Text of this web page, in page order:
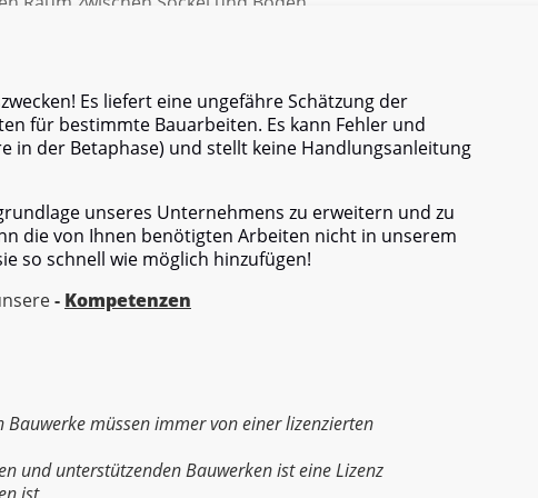
Es liefert eine ungefähre Schätzung der
für bestimmte Bauarbeiten. Es kann Fehler und
in der Betaphase) und stellt keine Handlungsanleitung
unseres Unternehmens zu erweitern und zu
die von Ihnen benötigten Arbeiten nicht in unserem
so schnell wie möglich hinzufügen!
- Kompetenzen
müssen immer von einer lizenzierten
und unterstützenden Bauwerken ist eine Lizenz